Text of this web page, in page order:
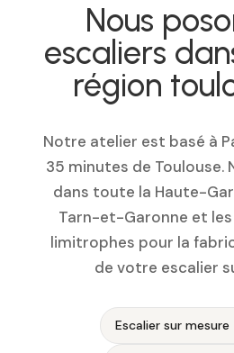
Nous
escaliers
région
Notre atelier est basé à
35 minutes de Toulouse.
dans toute la Haute-
Tarn-et-Garonne et
limitrophes pour la
de votre escalier
Escalier sur mesure